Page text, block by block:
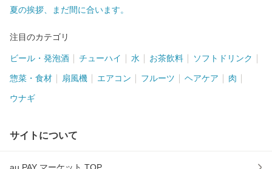
夏の挨拶、まだ間に合います。
注目のカテゴリ
ビール・発泡酒 チューハイ 水 お茶飲料 ソフトドリンク
惣菜・食材 扇風機 エアコン フルーツ ヘアケア 肉
ウナギ
サイトについて